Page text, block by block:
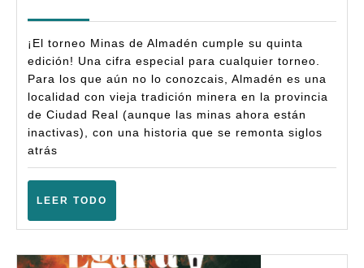
de
Almadén
–
Warhammer
Fantasy
–
Marzo
¡El torneo Minas de Almadén cumple su quinta
edición! Una cifra especial para cualquier torneo.
Para los que aún no lo conozcais, Almadén es una
localidad con vieja tradición minera en la provincia
de Ciudad Real (aunque las minas ahora están
inactivas), con una historia que se remonta siglos
atrás
LEER TODO